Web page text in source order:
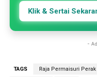
Klik & Sertai
-
TAGS Raja Permaisuri Perak